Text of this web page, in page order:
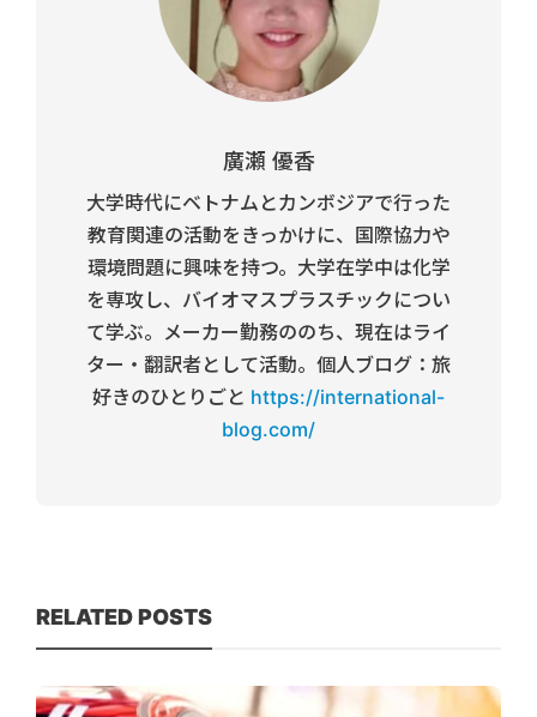
廣瀬 優香
大学時代にベトナムとカンボジアで行った
教育関連の活動をきっかけに、国際協力や
環境問題に興味を持つ。大学在学中は化学
を専攻し、バイオマスプラスチックについ
て学ぶ。メーカー勤務ののち、現在はライ
ター・翻訳者として活動。個人ブログ：旅
好きのひとりごと https://international-
blog.com/
RELATED POSTS